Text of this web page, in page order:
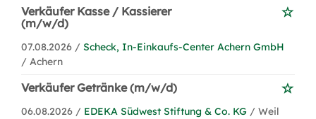
Verkäufer Kasse / Kassierer
(m/w/d)
07.08.2026 / Scheck, In-Einkaufs-Center Achern GmbH
/ Achern
Verkäufer Getränke (m/w/d)
06.08.2026 / EDEKA Südwest Stiftung & Co. KG / Weil